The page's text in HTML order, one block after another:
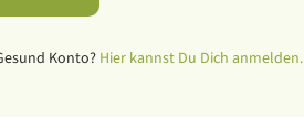
Konto? Hier kannst Du Dich anmelden.